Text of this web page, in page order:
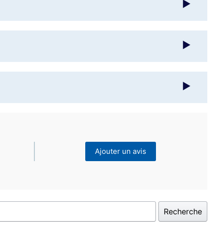
Ajouter un avis
Recherche